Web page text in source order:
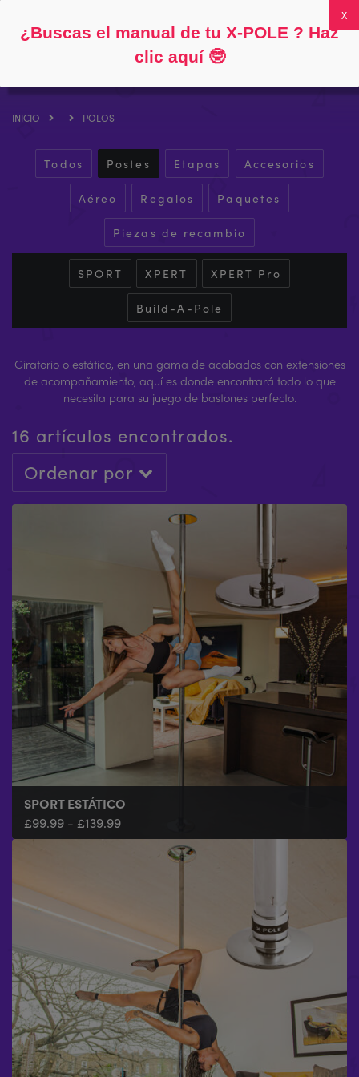
INICIO POLOS
Todos Postes Etapas Accesorios
Aéreo Regalos Paquetes
Piezas de recambio
SPORT XPERT XPERT Pro
Build-A-Pole
Giratorio o estático, en una gama de acabados con extensiones
de acompañamiento, aquí es donde encontrará todo lo que
necesita para su juego de bastones perfecto.
16 artículos encontrados.
Ordenar por
SPORT ESTÁTICO
£99.99 - £139.99
XPERT - ESTÁTICA/SPINNING
£229.99-£279.99
¿Buscas el manual de tu X-POLE ? Haz
clic aquí🤓